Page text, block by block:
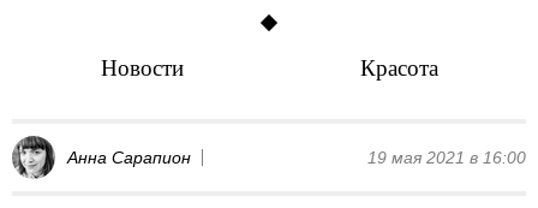
Новости Красота
Анна Сарапион 19 мая 2021 в 16:00